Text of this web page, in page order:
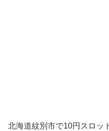
北海道紋別市で10円スロッ